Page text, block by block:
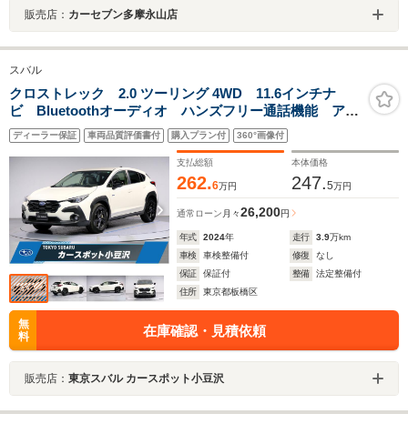
販売店： カーセブン多摩永山店
スバル
クロストレック 2.0 ツーリング 4WD 11.6インチナ
ビ Bluetoothオーディオ ハンズフリー通話機能 アッ
プルカープレイ フルセグTV ETC バックカメラ オ
ートビークルホールド リヤビークルディテクション
ドライバーモニタリングシステム
ディーラー保証 車両品質評価書付 購入プラン付 360°画像付
支払総額
262.6万円
本体価格
247.5万円
通常ローン 月々26,200円
年式 2024年 走行 3.9万km
車検
車検整備付 修復
なし
保証
保証付 整備
法定整備付
住所
東京都板橋区
無
料
在庫確認・見積依頼
販売店： 東京スバル カースポット小豆沢